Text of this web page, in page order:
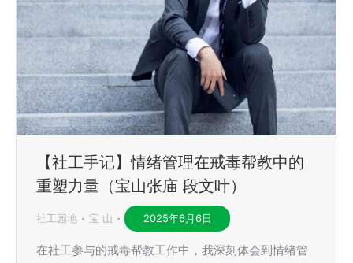
【社工手记】情绪管理在戒毒帮教中的
重塑力量（宝山张庙 段文叶）
社工园地 宝 山 2025年6月6日
在社工参与的戒毒帮教工作中，我深刻体会到情绪管